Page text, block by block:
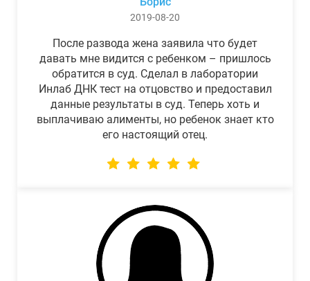
2019-08-20
После развода жена заявила что будет
давать мне видится с ребенком – пришлось
обратится в суд. Сделал в лаборатории
Инлаб ДНК тест на отцовство и предоставил
данные результаты в суд. Теперь хоть и
выплачиваю алименты, но ребенок знает кто
его настоящий отец.